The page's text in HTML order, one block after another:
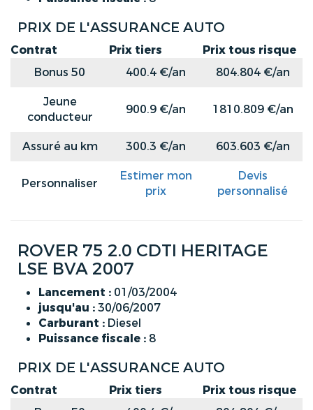
PRIX DE L'ASSURANCE AUTO
Contrat Prix tiers
Prix tous risque
Bonus 50
400.4 €/an
804.804 €/an
Jeune
conducteur
900.9 €/an 1810.809 €/an
Assuré au km 300.3 €/an 603.603 €/an
Personnaliser
Estimer mon
prix
Devis
personnalisé
ROVER 75 2.0 CDTI HERITAGE
LSE BVA 2007
Lancement : 01/03/2004
jusqu'au :30/06/2007
Carburant : Diesel
Puissance fiscale : 8
PRIX DE L'ASSURANCE AUTO
Contrat Prix tiers
Prix tous risque